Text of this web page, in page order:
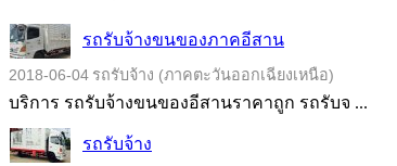
รถรับจ้างขนของภาคอีสาน
2018-06-04 รถรับจ้าง (ภาคตะวันออกเฉียงเหนือ)
บริการ รถรับจ้างขนของอีสานราคาถูก รถรับจ ...
รถรับจ้าง